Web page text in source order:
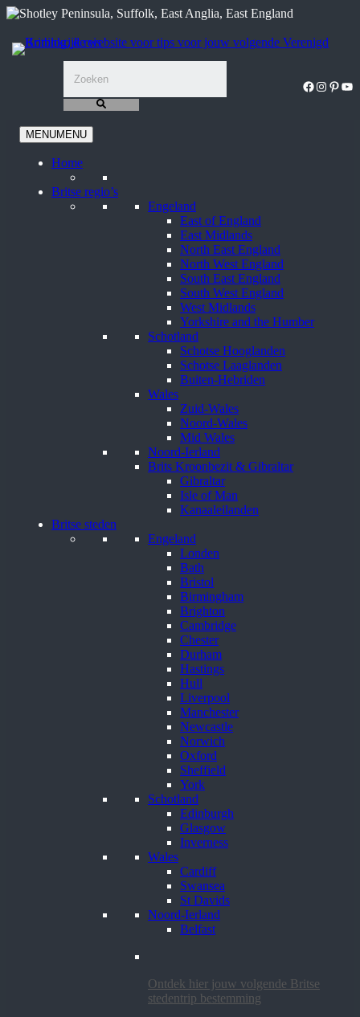
Ga
de
inhoud
Facebook
MENUMENU
Home
Britse regio’s
Engeland
East of England
East Midlands
North East England
North West England
South East England
South West England
West Midlands
Yorkshire and the Humber
Schotland
Schotse Hooglanden
Schotse Laaglanden
Buiten-Hebriden
Wales
Zuid-Wales
Noord-Wales
Mid Wales
Noord-Ierland
Brits Kroonbezit & Gibraltar
Gibraltar
Isle of Man
Kanaaleilanden
Britse steden
Engeland
Londen
Bath
Bristol
Birmingham
Brighton
Cambridge
Chester
Durham
Hastings
Hull
Liverpool
Manchester
Newcastle
Norwich
Oxford
Sheffield
York
Schotland
Edinburgh
Glasgow
Inverness
Wales
Cardiff
Swansea
St Davids
Noord-Ierland
Belfast
Ontdek hier jouw volgende Britse
stedentrip bestemming